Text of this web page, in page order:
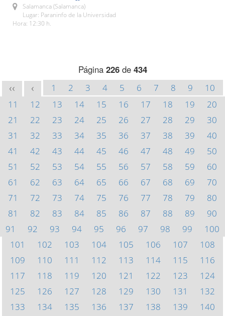
Salamanca (Salamanca)
Lugar: Paraninfo de la Universidad
Hora: 12:30 h.
Página 226de 434
<< < 1 2 3 4 5 6 7 8 9
10
11
12 13 14 15 16 17 18 19
20
21
22 23 24 25 26 27 28 29
30
31
32 33 34 35 36 37 38 39
40
41
42 43 44 45 46 47 48 49
50
51
52 53 54 55 56 57 58 59
60
61
62 63 64 65 66 67 68 69
70
71
72 73 74 75 76 77 78 79
80
81
82 83 84 85 86 87 88 89
90
91
92 93 94 95 96 97 98 99
100
101
102 103 104 105 106 107
108
109
110 111 112 113 114 115
116
117
118 119 120 121 122 123
124
125
126 127 128 129 130 131
132
133
134 135 136 137 138 139
140